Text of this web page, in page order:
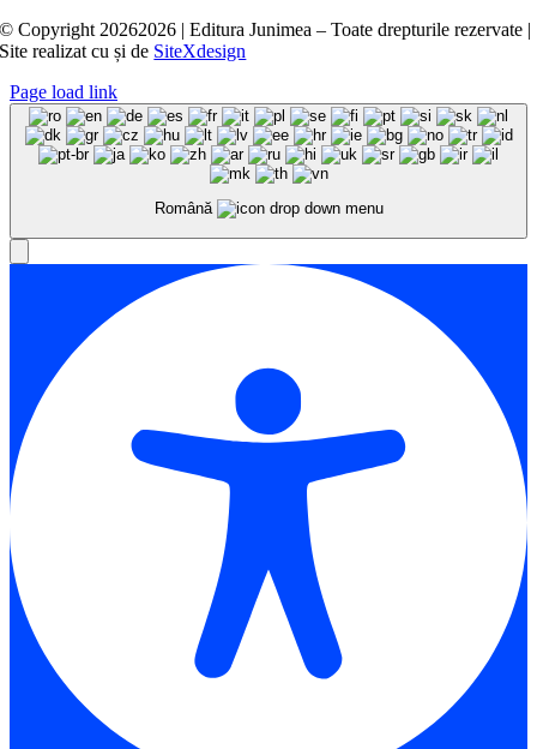
© Copyright 20262026 | Editura Junimea – Toate drepturile rezervate |
Site realizat cușide SiteXdesign
Page load link
Română